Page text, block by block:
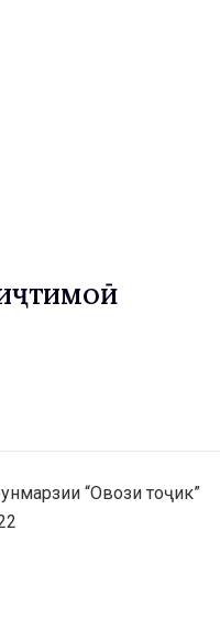
“Овози тоҷик”